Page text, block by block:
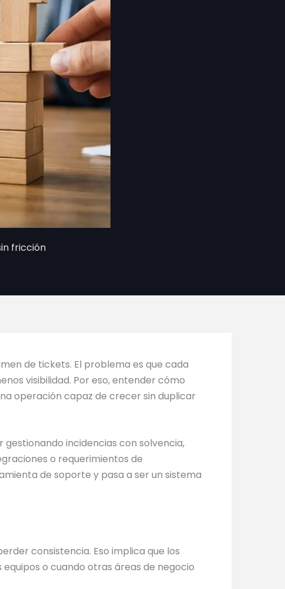
fricción
de tickets. El problema es que cada
visibilidad. Por eso, entender cómo
operación capaz de crecer sin duplicar
incidencias con solvencia,
o requerimientos de
de soporte y pasa a ser un sistema
consistencia. Eso implica que los
o cuando otras áreas de negocio